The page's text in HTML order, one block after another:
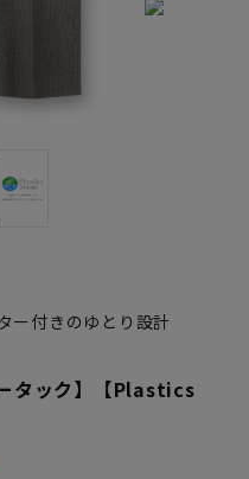
ー付きのゆとり設計
タック】【Plastics